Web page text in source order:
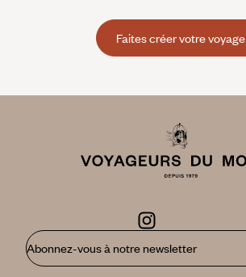
Faites créer votre voyage
Abonnez-vous à notre newsletter